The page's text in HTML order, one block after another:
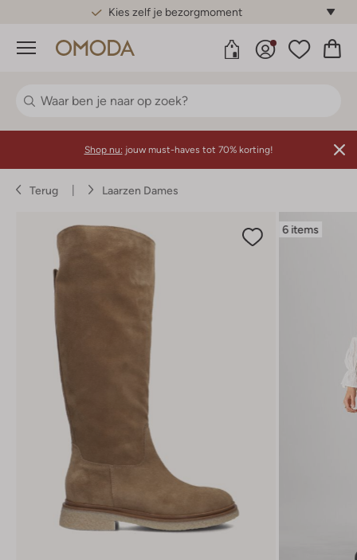
Gratis standaard verzending*
Menu
Shop nu: jouw must-haves tot 70% korting!
Terug Laarzen Dames
6 items